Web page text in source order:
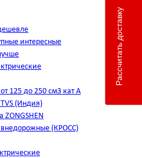
интересные
125 до 250 см3 кат А
(Индия)
ZONGSHEN
(КРОСС)
Рассчитать доставку